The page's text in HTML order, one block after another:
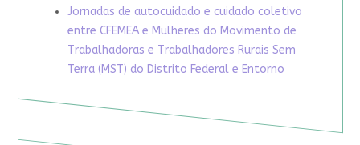
Jornadas de autocuidado e cuidado coletivo
entre CFEMEA e Mulheres do Movimento de
Trabalhadoras e Trabalhadores Rurais Sem
Terra (MST) do Distrito Federal e Entorno